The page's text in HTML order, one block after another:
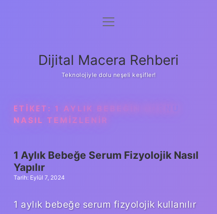
Anasayfa
Yasal Uyarı
menüyü
Dijital Macera Rehberi
Teknolojiyle dolu neşeli keşifler!
ETIKET: 1 AYLIK BEBEĞIN BURNU
NASIL TEMIZLENIR
1 Aylık Bebeğe Serum Fizyolojik Nasıl
Yapılır
Tarih: Eylül 7, 2024
1 aylık bebeğe serum fizyolojik kullanılır